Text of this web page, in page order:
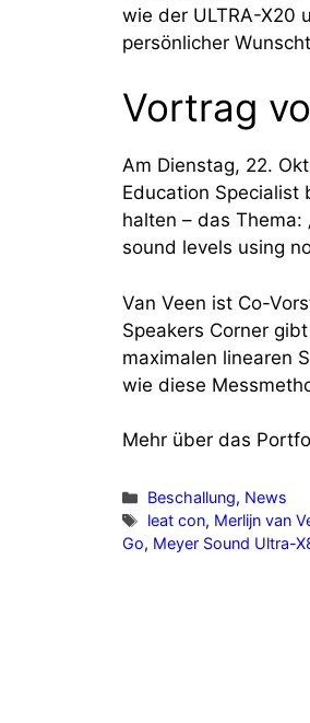
wie der ULTRA-X20
persönlicher
Vortrag
Am Dienstag, 22.
Education Specialist
halten – das Thema:
sound levels using
Van Veen ist Co-
Speakers Corner
maximalen linearen
wie diese
Mehr über das
Kategorien
Beschallung, News
Schlagwörter
leat con, Merlijn van
Go, Meyer Sound Ultra-